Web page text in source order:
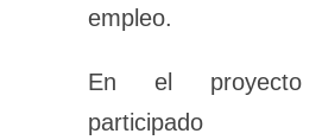
empleo.
En el proyecto
participado